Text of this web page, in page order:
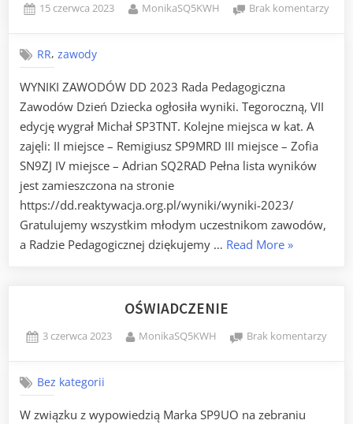
Posted
15 czerwca 2023 By
MonikaSQ5KWH Brak komentarzydo
RR,zawody
WYNIKI ZAWODÓW DD 2023 Rada Pedagogiczna
Zawodów Dzień Dziecka ogłosiła wyniki. Tegoroczną, VII
edycję wygrał Michał SP3TNT. Kolejne miejsca w kat. A
zajęli: II miejsce – Remigiusz SP9MRD III miejsce – Zofia
SN9ZJ IV miejsce – Adrian SQ2RAD Pełna lista wyników
jest zamieszczona na stronie
https://dd.reaktywacja.org.pl/wyniki/wyniki-2023/
Gratulujemy wszystkim młodym uczestnikom zawodów,
a Radzie Pedagogicznej dziękujemy … Read More„ZAWODY
»
OŚWIADCZENIE
Posted
3 czerwca 2023 By
MonikaSQ5KWH Brak komentarzydo
Bez kategorii
W związku z wypowiedzią Marka SP9UO na zebraniu